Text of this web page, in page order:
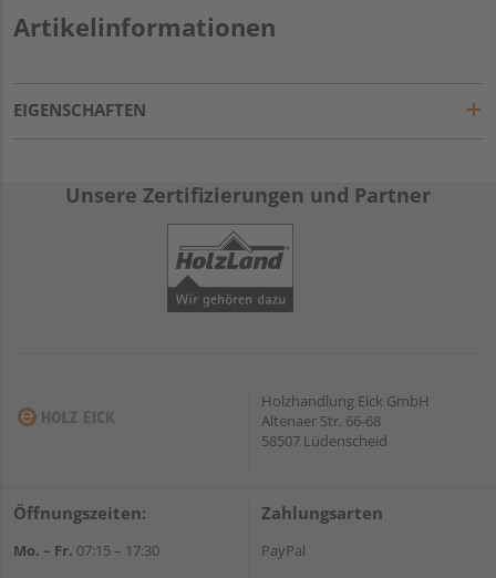
Artikelinformationen
EIGENSCHAFTEN
Unsere Zertifizierungen und Partner
Holzhandlung Eick GmbH
Altenaer Str. 66-68
58507 Lüdenscheid
Öffnungszeiten:
Mo. – Fr. 07:15 – 17:30
Zahlungsarten
PayPal